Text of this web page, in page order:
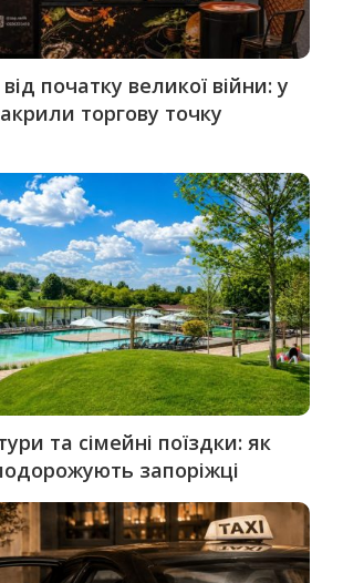
початку великої війни: у
торгову точку
та сімейні поїздки: як
запоріжці